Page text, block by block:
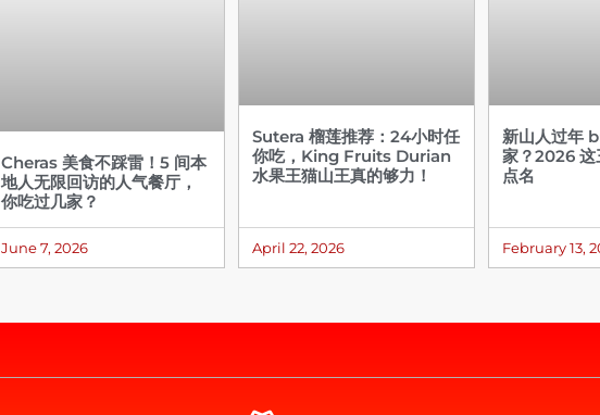
Cheras 美食不踩雷！5 间本
地人无限回访的人气餐厅，
你吃过几家？
June 7, 2026
Sutera 榴莲推荐：24小时任
你吃，King Fruits Durian
水果王猫山王真的够力！
April 22, 2026
新山人过年
家？2026 这
点名
February 13,